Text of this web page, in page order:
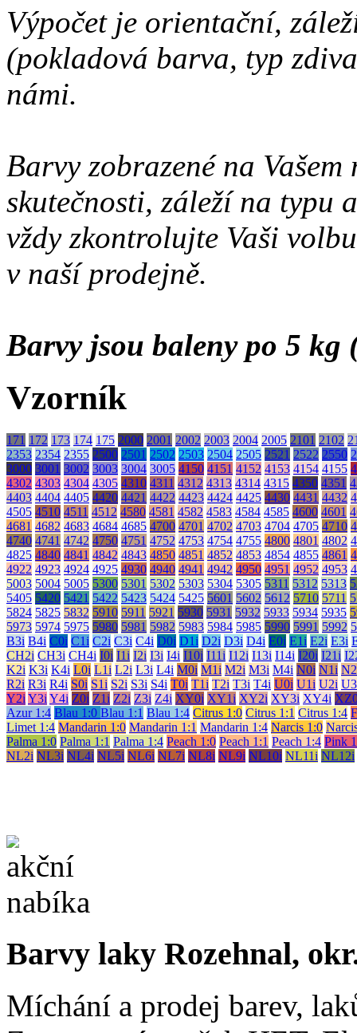
Výpočet je orientační,
(pokladová barva, typ
námi.
Barvy zobrazené na
skutečnosti, záleží na typu
vždy zkontrolujte Vaši
v naší prodejně.
Barvy jsou baleny po 5 kg
Vzorník
171 172 173 174 175 2000 2001 2002 2003 2004 2005 2101 2102
2353 2354 2355 2500 2501 2502 2503 2504 2505 2521 2522 2550
3000 3001 3002 3003 3004 3005 4150 4151 4152 4153 4154 4155
4302 4303 4304 4305 4310 4311 4312 4313 4314 4315 4350 4351
4403 4404 4405 4420 4421 4422 4423 4424 4425 4430 4431 4432
4505 4510 4511 4512 4580 4581 4582 4583 4584 4585 4600 4601
4681 4682 4683 4684 4685 4700 4701 4702 4703 4704 4705 4710
4740 4741 4742 4750 4751 4752 4753 4754 4755 4800 4801 4802
4825 4840 4841 4842 4843 4850 4851 4852 4853 4854 4855 4861
4922 4923 4924 4925 4930 4940 4941 4942 4950 4951 4952 4953
5003 5004 5005 5300 5301 5302 5303 5304 5305 5311 5312 5313
5405 5420 5421 5422 5423 5424 5425 5601 5602 5612 5710 5711
5824 5825 5832 5910 5911 5921 5930 5931 5932 5933 5934 5935
5973 5974 5975 5980 5981 5982 5983 5984 5985 5990 5991 5992
B3i B4i C0i C1i C2i C3i C4i D0i D1i D2i D3i D4i E0i E1i E2i E3i
CH2i CH3i CH4i I0i I1i I2i I3i I4i I10i I11i I12i I13i I14i I20i I21i
K2i K3i K4i L0i L1i L2i L3i L4i M0i M1i M2i M3i M4i N0i N1i
R2i R3i R4i S0i S1i S2i S3i S4i T0i T1i T2i T3i T4i U0i U1i U2i
Y2i Y3i Y4i Z0i Z1i Z2i Z3i Z4i XY0i XY1i XY2i XY3i XY4i
Azur 1:4 Blau 1:0 Blau 1:1 Blau 1:4 Citrus 1:0 Citrus 1:1 Citrus 1:4
Limet 1:4 Mandarin 1:0 Mandarin 1:1 Mandarin 1:4 Narcis 1:0
Palma 1:0 Palma 1:1 Palma 1:4 Peach 1:0 Peach 1:1 Peach 1:4 Pink
NL2i NL3i NL4i NL5i NL6i NL7i NL8i NL9i NL10i NL11i NL12i
Barvy laky Rozehnal,
Míchání a prodej barev,